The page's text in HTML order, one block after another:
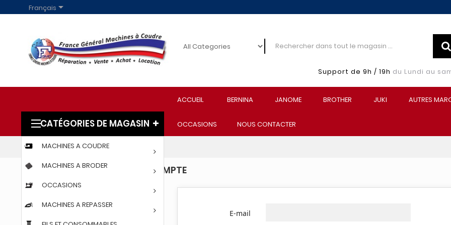
Français
Support de 9h / 19h du Lundi au
ACCUEIL BERNINA JANOME BROTHER JUKI AUTRES
OCCASIONS NOUS CONTACTER
CATÉGORIES DE MAGASIN
MACHINES A COUDRE
MACHINES A BRODER
OCCASIONS
MACHINES A REPASSER
Accueil Connectez-vous à votre compte
CONNECTEZ-VOUS À VOTRE COMPTE
E-mail